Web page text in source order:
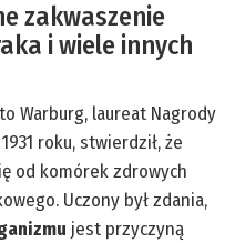
zakwaszenie
i wiele innych
Warburg, laureat Nagrody
roku, stwierdził, że
od komórek zdrowych
Uczony był zdania,
jest przyczyną